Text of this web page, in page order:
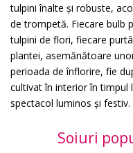
tulpini înalte și robuste,
de trompetă. Fiecare bulb
tulpini de flori, fiecare
plantei, asemănătoare
perioada de înflorire, fie
cultivat în interior în timpul
spectacol luminos și festiv.
Soiuri